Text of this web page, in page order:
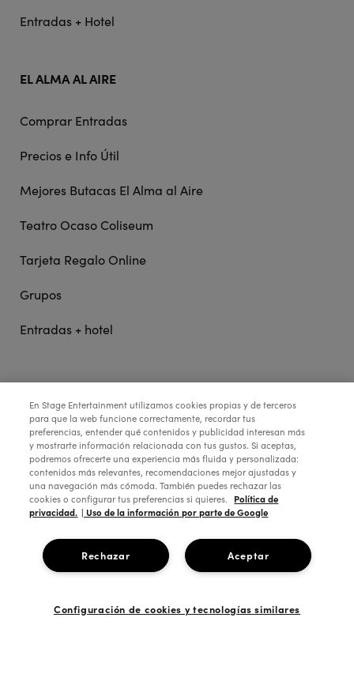
Entradas + Hotel
EL ALMA AL AIRE
Comprar Entradas
Precios e Info Útil
Mejores Butacas El Alma al Aire
Teatro Ocaso Coliseum
Tarjeta Regalo Online
Grupos
Entradas + hotel
STAGE ENTERTAINMENT
COLABORA:
Copyright © 2026 Stage Entertainment España
En Stage Entertainment utilizamos cookies propias y de terceros
para que la web funcione correctamente, recordar tus
preferencias, entender qué contenidos y publicidad interesan más
y mostrarte información relacionada con tus gustos. Si aceptas,
podremos ofrecerte una experiencia más fluida y personalizada:
contenidos más relevantes, recomendaciones mejor ajustadas y
una navegación más cómoda. También puedes rechazar las
cookies o configurar tus preferencias si quieres.
Política de
privacidad. | Uso de la información por parte de Google
Aceptar
Rechazar
Configuración de cookies y tecnologías similares